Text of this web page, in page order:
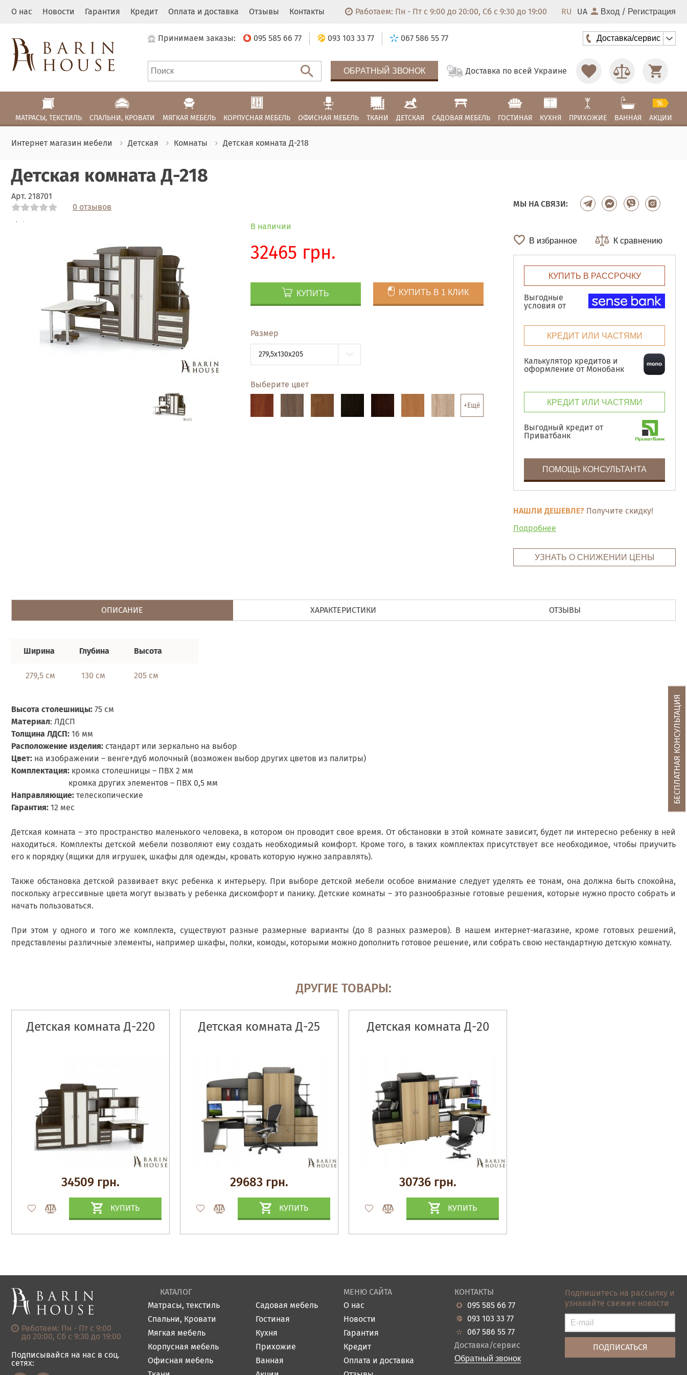
О нас Новости Гарантия Кредит Оплата и доставка Отзывы Контакты Работаем: Пн - Пт с 9:00 до 20:00, Сб с 9:30 до 19:00 RU UA Вход / Регистрация
Принимаем заказы: 095 585 66 77 093 103 33 77 067 586 55 77 Доставка/сервис
ОБРАТНЫЙ ЗВОНОК Доставка по всей Украине
МАТРАСЫ, ТЕКСТИЛЬ СПАЛЬНИ, КРОВАТИ МЯГКАЯ МЕБЕЛЬ КОРПУСНАЯ МЕБЕЛЬ ОФИСНАЯ МЕБЕЛЬ ТКАНИ ДЕТСКАЯ САДОВАЯ МЕБЕЛЬ ГОСТИНАЯ КУХНЯ ПРИХОЖИЕ ВАННАЯ АКЦИИ
Интернет магазин мебели Детская Комнаты Детская комната Д-218
Детская комната Д-218
Арт. 218701
0 отзывов
Link
В наличии
32465 грн.
КУПИТЬ КУПИТЬ В 1 КЛИК
Размер
279,5x130x205
Выберите цвет
+Ещё
МЫ НА СВЯЗИ:
В избранное К сравнению
КУПИТЬ В РАССРОЧКУ
Выгодные
условия от
КРЕДИТ ИЛИ ЧАСТЯМИ
Калькулятор кредитов и
оформление от Монобанк
КРЕДИТ ИЛИ ЧАСТЯМИ
Выгодный кредит от
Приватбанк
ПОМОЩЬ КОНСУЛЬТАНТА
НАШЛИ ДЕШЕВЛЕ? Получите скидку!
Подробнее
УЗНАТЬ О СНИЖЕНИИ ЦЕНЫ
ОПИСАНИЕ ХАРАКТЕРИСТИКИ ОТЗЫВЫ
Ширина Глубина Высота
279,5 см 130 см 205 см
Высота столешницы: 75 см
Материал: ЛДСП
Толщина ЛДСП: 16 мм
Расположение изделия: стандарт или зеркально на выбор
Цвет: на изображении – венге+дуб молочный (возможен выбор других цветов из палитры)
Комплектация: кромка столешницы – ПВХ 2 мм
кромка других элементов – ПВХ 0,5 мм
Направляющие: телескопические
Гарантия: 12 мес
Детская комната – это пространство маленького человека, в котором он проводит свое время. От обстановки в этой комнате зависит, будет ли интересно ребенку в ней
находиться. Комплекты детской мебели позволяют ему создать необходимый комфорт. Кроме того, в таких комплектах присутствует все необходимое, чтобы приучить
его к порядку (ящики для игрушек, шкафы для одежды, кровать которую нужно заправлять).
Также обстановка детской развивает вкус ребенка к интерьеру. При выборе детской мебели особое внимание следует уделять ее тонам, она должна быть спокойна,
поскольку агрессивные цвета могут вызвать у ребенка дискомфорт и панику. Детские комнаты – это разнообразные готовые решения, которые нужно просто собрать и
начать пользоваться.
При этом у одного и того же комплекта, существуют разные размерные варианты (до 8 разных размеров). В нашем интернет-магазине, кроме готовых решений,
представлены различные элементы, например шкафы, полки, комоды, которыми можно дополнить готовое решение, или собрать свою нестандартную детскую комнату.
ДРУГИЕ ТОВАРЫ:
Детская комната Д-220
34509 грн.
КУПИТЬ
Детская комната Д-25
29683 грн.
КУПИТЬ
Детская комната Д-20
30736 грн.
КУПИТЬ
БЕСПЛАТНАЯ КОНСУЛЬТАЦИЯ
Работаем: Пн - Пт с 9:00
до 20:00, Сб с 9:30 до 19:00
Подписывайся на нас в соц.
сетях:
КАТАЛОГ
Матрасы, текстиль
Спальни, Кровати
Мягкая мебель
Корпусная мебель
Офисная мебель
Садовая мебель
Гостиная
Кухня
Прихожие
Ванная
МЕНЮ САЙТА
О нас
Новости
Гарантия
Кредит
Оплата и доставка
КОНТАКТЫ
095 585 66 77
093 103 33 77
067 586 55 77
Доставка/сервис
Обратный звонок
Подпишитесь на рассылку и
узнавайте свежие новости